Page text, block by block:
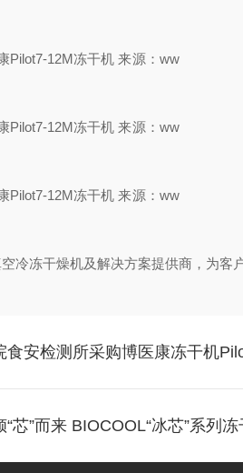
冷冻干燥机及解决方案提供商，为客
食安检测所采购博医康冻干机
芯”而来 BIOCOOL“冰芯”系列